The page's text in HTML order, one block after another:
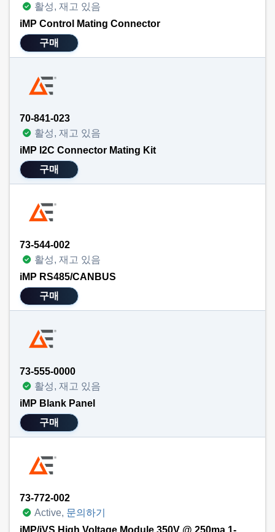
활성, 재고 있음
iMP Control Mating Connector
구매
70-841-023
활성, 재고 있음
iMP I2C Connector Mating Kit
구매
73-544-002
활성, 재고 있음
iMP RS485/CANBUS
구매
73-555-0000
활성, 재고 있음
iMP Blank Panel
구매
73-772-002
Active, 문의하기
iMP/iVS High Voltage Module 350V @ 250ma 1-